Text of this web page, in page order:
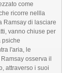
come
ricorre nellla
Ramsay di lasciare
vanno chiuse per
psiche
l'aria, le
osserva il
attraverso i suoi